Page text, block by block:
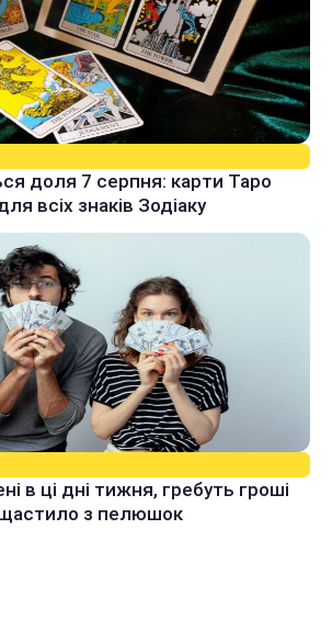
доля 7 серпня: карти Таро
всіх знаків Зодіаку
в ці дні тижня, гребуть гроші
з пелюшок